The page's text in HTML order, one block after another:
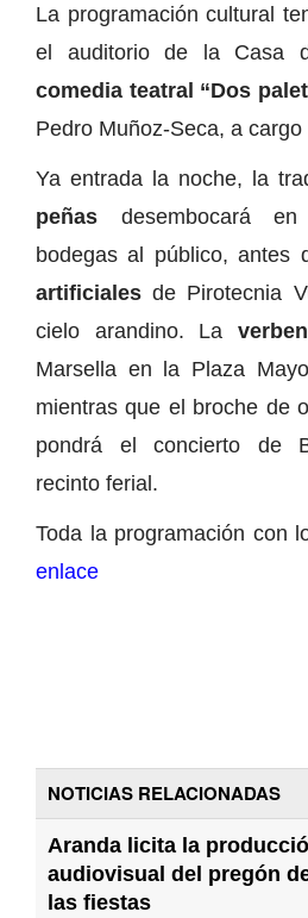
La programación cultural
el auditorio de la Casa
comedia teatral “Dos
Pedro Muñoz-Seca, a
Ya entrada la noche, la
peñas desembocará
bodegas al público, antes
artificiales de Pirotecnia
cielo arandino. La
Marsella en la Plaza
mientras que el broche de
pondrá el concierto de
recinto ferial.
Toda la programación con
enlace
NOTICIAS RELACIONADAS
Aranda licita la
audiovisual del pregón
las fiestas